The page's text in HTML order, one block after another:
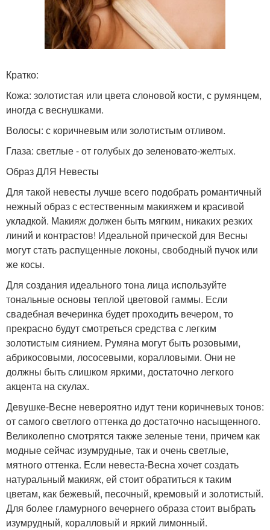
Кратко:
Кожа: золотистая или цвета слоновой кости, с румянцем,
иногда с веснушками.
Волосы: с коричневым или золотистым отливом.
Глаза: светлые - от голубых до зеленовато-желтых.
Образ ДЛЯ Невесты
Для такой невесты лучше всего подобрать романтичный
нежный образ с естественным макияжем и красивой
укладкой. Макияж должен быть мягким, никаких резких
линий и контрастов! Идеальной прической для Весны
могут стать распущенные локоны, свободный пучок или
же косы.
Для создания идеального тона лица используйте
тональные основы теплой цветовой гаммы. Если
свадебная вечеринка будет проходить вечером, то
прекрасно будут смотреться средства с легким
золотистым сиянием. Румяна могут быть розовыми,
абрикосовыми, лососевыми, коралловыми. Они не
должны быть слишком яркими, достаточно легкого
акцента на скулах.
Девушке-Весне невероятно идут тени коричневых тонов:
от самого светлого оттенка до достаточно насыщенного.
Великолепно смотрятся также зеленые тени, причем как
модные сейчас изумрудные, так и очень светлые,
мятного оттенка. Если невеста-Весна хочет создать
натуральный макияж, ей стоит обратиться к таким
цветам, как бежевый, песочный, кремовый и золотистый.
Для более гламурного вечернего образа стоит выбрать
изумрудный, коралловый и яркий лимонный.